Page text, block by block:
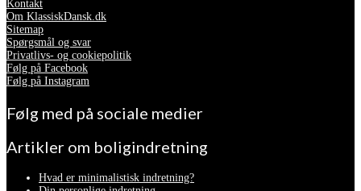
Kontakt
Om KlassiskDansk.dk
Sitemap
Spørgsmål og svar
Privatlivs- og cookiepolitik
Følg på Facebook
Følg på Instagram
Følg med på sociale medier
Artikler om boligindretning
Hvad er minimalistisk indretning?